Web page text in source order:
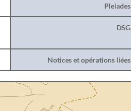
Pleiades
DSG
Notices et opérations liées